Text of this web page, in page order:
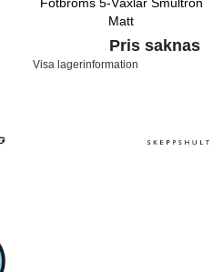
Matt
Pris saknas
Visa lagerinformation